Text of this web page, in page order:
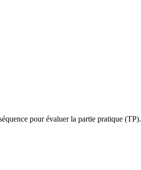
pour évaluer la partie pratique (TP).